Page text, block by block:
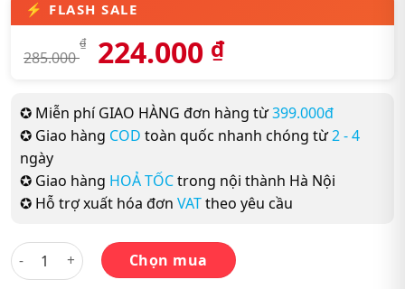
285.000
₫ 224.000 ₫
✪ Miễn phí GIAO HÀNG đơn hàng từ399.000đ
✪ Giao hàng COD toàn quốc nhanh chóng từ2 - 4
ngày
✪ Giao hàng HOẢ TỐCtrong nội thành Hà Nội
✪ Hỗ trợ xuất hóa đơn VATtheo yêu cầu
Trọn Bộ Minna No Nihongo Trung Cấp 2 số lượng
Chọn mua